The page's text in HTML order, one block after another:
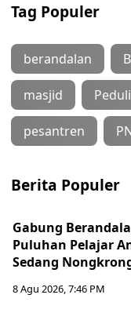
Tag Populer
berandalan
masjid Peduli
pesantren
Berita Populer
Gabung
Puluhan Pelajar
Sedang
8 Agu 2026, 7:46 PM